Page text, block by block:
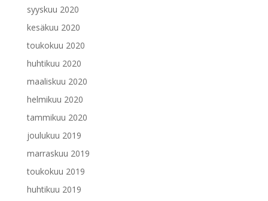
syyskuu 2020
kesäkuu 2020
toukokuu 2020
huhtikuu 2020
maaliskuu 2020
helmikuu 2020
tammikuu 2020
joulukuu 2019
marraskuu 2019
toukokuu 2019
huhtikuu 2019